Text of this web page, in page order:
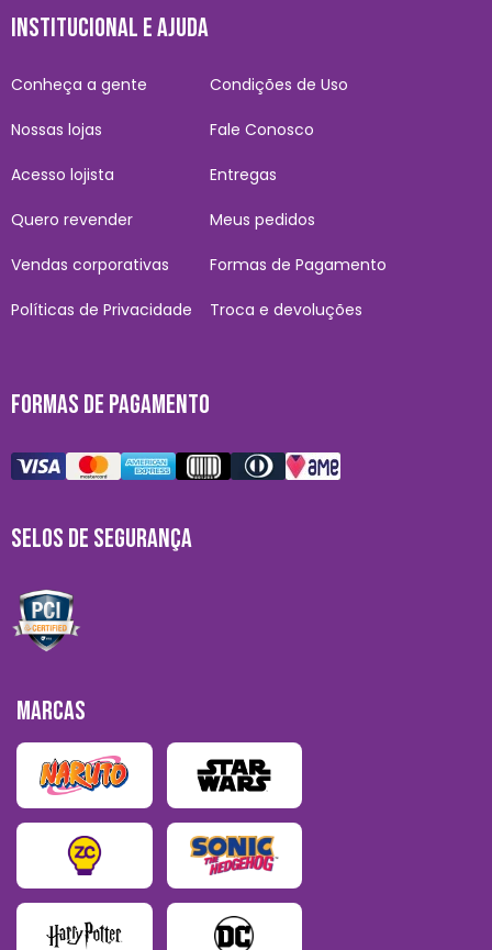
INSTITUCIONAL E AJUDA
Conheça a gente
Nossas lojas
Acesso lojista
Quero revender
Vendas corporativas
Políticas de Privacidade
Condições de Uso
Fale Conosco
Entregas
Meus pedidos
Formas de Pagamento
Troca e devoluções
FORMAS DE PAGAMENTO
SELOS DE SEGURANÇA
MARCAS